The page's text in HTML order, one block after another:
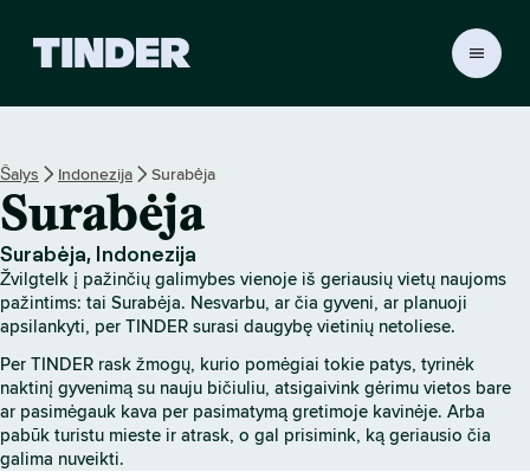
R
p
a
r
i
n
n
i
s
Šalys Indonezija Surabėja
Surabėja
Surabėja, Indonezija
Žvilgtelk į pažinčių galimybes vienoje iš geriausių vietų naujoms
pažintims: tai Surabėja. Nesvarbu, ar čia gyveni, ar planuoji
apsilankyti, per TINDER surasi daugybę vietinių netoliese.
Per TINDER rask žmogų, kurio pomėgiai tokie patys, tyrinėk
naktinį gyvenimą su nauju bičiuliu, atsigaivink gėrimu vietos bare
ar pasimėgauk kava per pasimatymą gretimoje kavinėje. Arba
pabūk turistu mieste ir atrask, o gal prisimink, ką geriausio čia
galima nuveikti.